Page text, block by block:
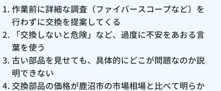
作業前に詳細な調査（ファイバースコープなど）を
行わずに交換を提案してくる
「交換しないと危険」など、過度に不安をあおる言
葉を使う
古い部品を見せても、具体的にどこが問題なのか説
明できない
交換部品の価格が鹿沼市の市場相場と比べて明らか